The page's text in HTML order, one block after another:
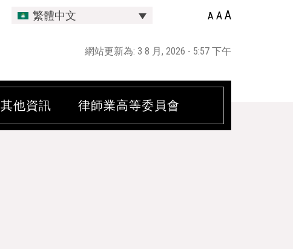
繁體中文 A AA
網站更新為: 3 8 月, 2026 - 5:57 下午
其他資訊 律師業高等委員會